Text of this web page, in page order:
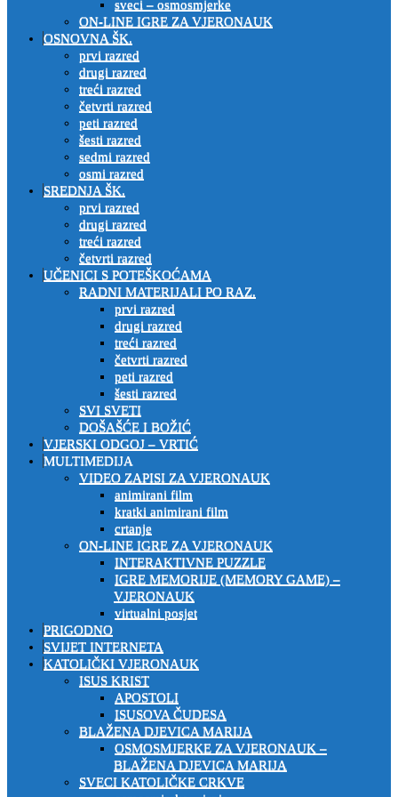
sveci – osmosmjerke
ON-LINE IGRE ZA VJERONAUK
OSNOVNA ŠK.
prvi razred
drugi razred
treći razred
četvrti razred
peti razred
šesti razred
sedmi razred
osmi razred
SREDNJA ŠK.
prvi razred
drugi razred
treći razred
četvrti razred
UČENICI S POTEŠKOĆAMA
RADNI MATERIJALI PO RAZ.
prvi razred
drugi razred
treći razred
četvrti razred
peti razred
šesti razred
SVI SVETI
DOŠAŠĆE I BOŽIĆ
VJERSKI ODGOJ – VRTIĆ
MULTIMEDIJA
VIDEO ZAPISI ZA VJERONAUK
animirani film
kratki animirani film
crtanje
ON-LINE IGRE ZA VJERONAUK
INTERAKTIVNE PUZZLE
IGRE MEMORIJE (MEMORY GAME) –
VJERONAUK
virtualni posjet
PRIGODNO
SVIJET INTERNETA
KATOLIČKI VJERONAUK
ISUS KRIST
APOSTOLI
ISUSOVA ČUDESA
BLAŽENA DJEVICA MARIJA
OSMOSMJERKE ZA VJERONAUK –
BLAŽENA DJEVICA MARIJA
SVECI KATOLIČKE CRKVE